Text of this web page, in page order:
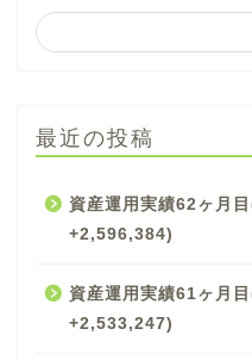
最近の投稿
資産運用実績62ヶ月
+2,596,384)
資産運用実績61ヶ月
+2,533,247)